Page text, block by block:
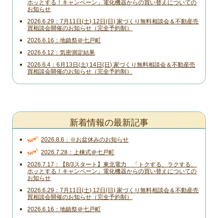
ホッとする！キャンペーン」電化機器からの買い替えについての
お知らせ
2026.6.29
7月11日(土) 12日(日) 家づくり無料相談会＆不動産売
買相談会開催のお知らせ（完全予約制）
2026.6.16 地鎮祭＠七戸町
2026.6.12 気密測定結果
2026.6.4
6月13日(土) 14日(日) 家づくり無料相談会＆不動産売
買相談会開催のお知らせ（完全予約制）
新着情報の最新記事
New! 2026.8.6 ※お盆休みのお知らせ
New! 2026.7.28 上棟式＠七戸町
2026.7.17
【8/3スタート】東北電力 「トクする、ラクする、
ホッとする！キャンペーン」電化機器からの買い替えについての
お知らせ
2026.6.29
7月11日(土) 12日(日) 家づくり無料相談会＆不動産売
買相談会開催のお知らせ（完全予約制）
2026.6.16 地鎮祭＠七戸町